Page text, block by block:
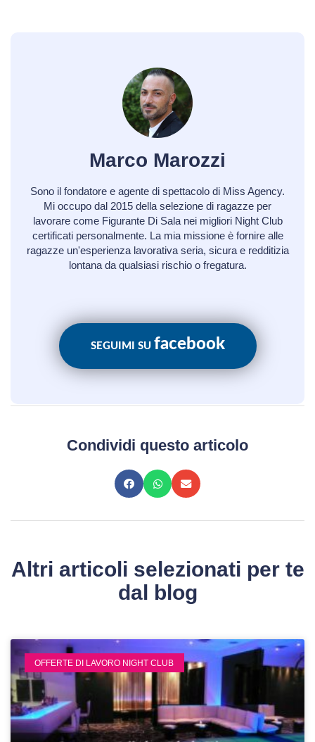
Marco Marozzi
Sono il fondatore e agente di spettacolo di Miss Agency.
Mi occupo dal 2015 della selezione di ragazze per
lavorare come Figurante Di Sala nei migliori Night Club
certificati personalmente. La mia missione è fornire alle
ragazze un'esperienza lavorativa seria, sicura e redditizia
lontana da qualsiasi rischio o fregatura.
SEGUIMI SU facebook
Condividi questo articolo
Altri articoli selezionati per te
dal blog
OFFERTE DI LAVORO NIGHT CLUB